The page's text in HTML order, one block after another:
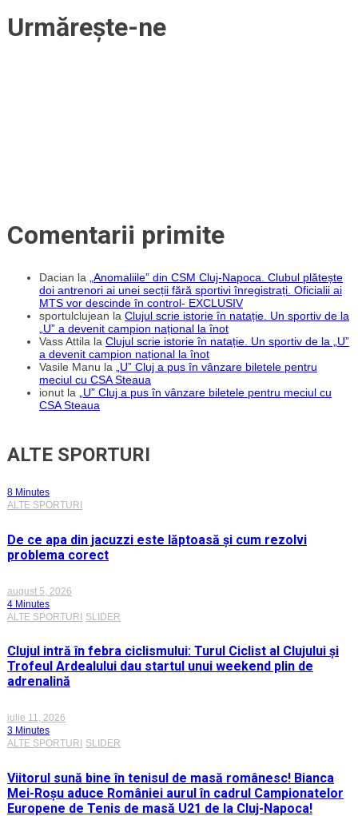
Urmărește-ne
Comentarii primite
Dacian la „Anomaliile” din CSM Cluj-Napoca. Clubul plătește
doi antrenori ai unei secții fără sportivi înregistrați. Oficialii ai
MTS vor descinde în control- EXCLUSIV
sportulclujean la Clujul scrie istorie în natație. Un sportiv de la
„U” a devenit campion național la înot
Vass Attila la Clujul scrie istorie în natație. Un sportiv de la „U”
a devenit campion național la înot
Vasile Manu la „U” Cluj a pus în vânzare biletele pentru
meciul cu CSA Steaua
ionut la „U” Cluj a pus în vânzare biletele pentru meciul cu
CSA Steaua
ALTE SPORTURI
8 Minutes
ALTE SPORTURI
De ce apa din jacuzzi este lăptoasă și cum rezolvi
problema corect
august 5, 2026
4 Minutes
ALTE SPORTURI SLIDER
Clujul intră în febra ciclismului: Turul Ciclist al Clujului și
Trofeul Ardealului dau startul unui weekend plin de
adrenalină
iulie 11, 2026
3 Minutes
ALTE SPORTURI
SLIDER
Viitorul sună bine în tenisul de masă românesc! Bianca
Mei-Roșu aduce României aurul în cadrul Campionatelor
Europene de Tenis de masă U21 de la Cluj-Napoca!